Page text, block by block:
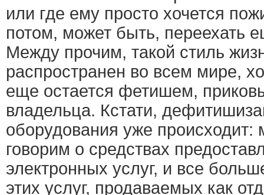
или где ему просто хочется
потом, может быть, переехать
Между прочим, такой стиль
распространен во всем мире,
еще остается фетишем,
владельца. Кстати,
оборудования уже
говорим о средствах
электронных услуг, и все
этих услуг, продаваемых как